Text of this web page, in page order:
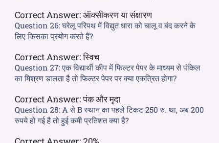
Correct Answer: ऑक्सीकरण या संक्षारण
Question 26:घरेलू परिपथ में विद्युत धारा को चालू व बंद करने के
लिए किसका प्रयोग करते हैं?
Correct Answer: स्विच
Question 27:एक विद्यार्थी कीप में फिल्टर पेपर के माध्यम से पंकिल
का मिश्रण डालता है तो फिल्टर पेपर पर क्या एकत्रित होगा?
Correct Answer: पंक और मृदा
Question 28:A से B स्थान का पहले टिकट 250 रु. था, अब 200
रुपये हो गई है तो हुई कमी प्रतिशत क्या है?